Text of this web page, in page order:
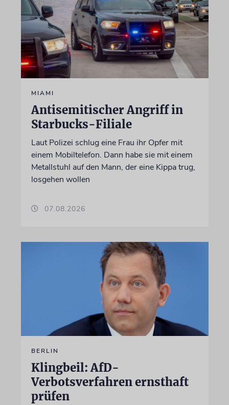
MIAMI
Antisemitischer Angriff in
Starbucks-Filiale
Laut Polizei schlug eine Frau ihr Opfer mit
einem Mobiltelefon. Dann habe sie mit einem
Metallstuhl auf den Mann, der eine Kippa trug,
losgehen wollen
07.08.2026
BERLIN
Klingbeil: AfD-
Verbotsverfahren ernsthaft
prüfen